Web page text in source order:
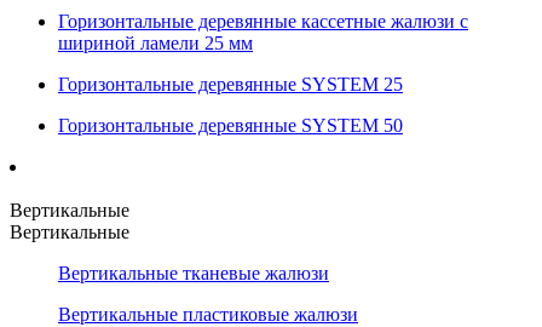
Горизонтальные деревянные кассетные жалюзи с
шириной ламели 25 мм
Горизонтальные деревянные SYSTEM 25
Горизонтальные деревянные SYSTEM 50
Вертикальные
Вертикальные
Вертикальные тканевые жалюзи
Вертикальные пластиковые жалюзи